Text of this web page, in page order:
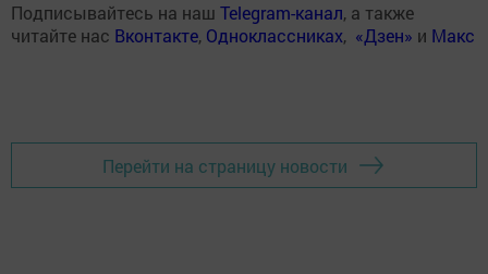
Подписывайтесь на наш Telegram-канал, а также
читайте нас Вконтакте, Одноклассниках, «Дзен» и Макс
Перейти на страницу новости